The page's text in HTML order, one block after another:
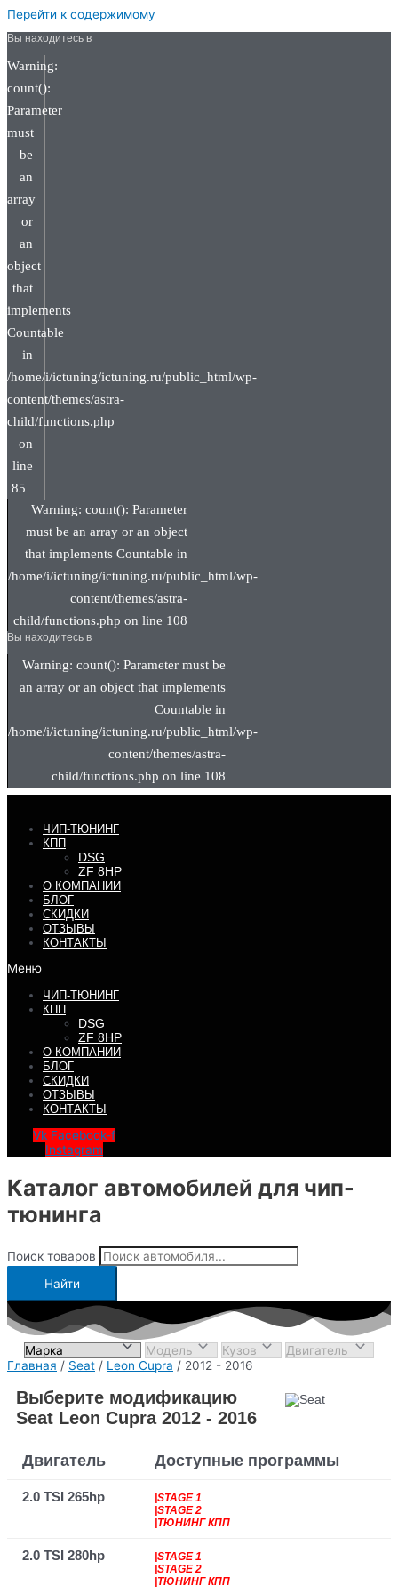
Перейти к содержимому
Вы находитесь в
Warning:
count():
Parameter
must
be
an
array
or
an
object
that
implements
Countable
in
/home/i/ictuning/ictuning.ru/public_html/wp-
content/themes/astra-
child/functions.php
on
line
85
Warning: count(): Parameter
must be an array or an object
that implements Countable in
/home/i/ictuning/ictuning.ru/public_html/wp-
content/themes/astra-
child/functions.php on line 108
Вы находитесь в
Warning: count(): Parameter must be
an array or an object that implements
Countable in
/home/i/ictuning/ictuning.ru/public_html/wp-
content/themes/astra-
child/functions.php on line 108
ЧИП-ТЮНИНГ
КПП
DSG
ZF 8HP
О КОМПАНИИ
БЛОГ
СКИДКИ
ОТЗЫВЫ
КОНТАКТЫ
Меню
ЧИП-ТЮНИНГ
КПП
DSG
ZF 8HP
О КОМПАНИИ
БЛОГ
СКИДКИ
ОТЗЫВЫ
КОНТАКТЫ
Vk Facebook-f
Instagram
Каталог автомобилей для чип-
тюнинга
Поиск товаров
Найти
Главная / Seat / Leon Cupra / 2012 - 2016
Выберите модификацию
Seat Leon Cupra 2012 - 2016
Двигатель Доступные программы
2.0 TSI 265hp
|STAGE 1
|STAGE 2
|ТЮНИНГ КПП
2.0 TSI 280hp
|STAGE 1
|STAGE 2
|ТЮНИНГ КПП